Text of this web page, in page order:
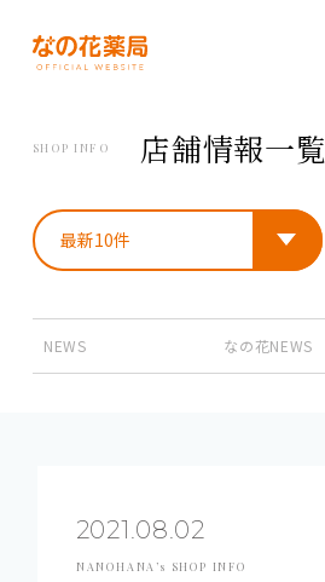
SHOP INFO 店舗情報一覧
NEWS なの花NEWS
2021.08.02
NANOHANA’s SHOP INFO